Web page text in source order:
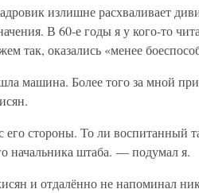
излишне расхваливает
В 60-е годы я у кого-то
так, оказались «менее
машина. Более того за мной
стороны. То ли воспитанный
начальника штаба. — подумал я.
и отдалённо не напоминал